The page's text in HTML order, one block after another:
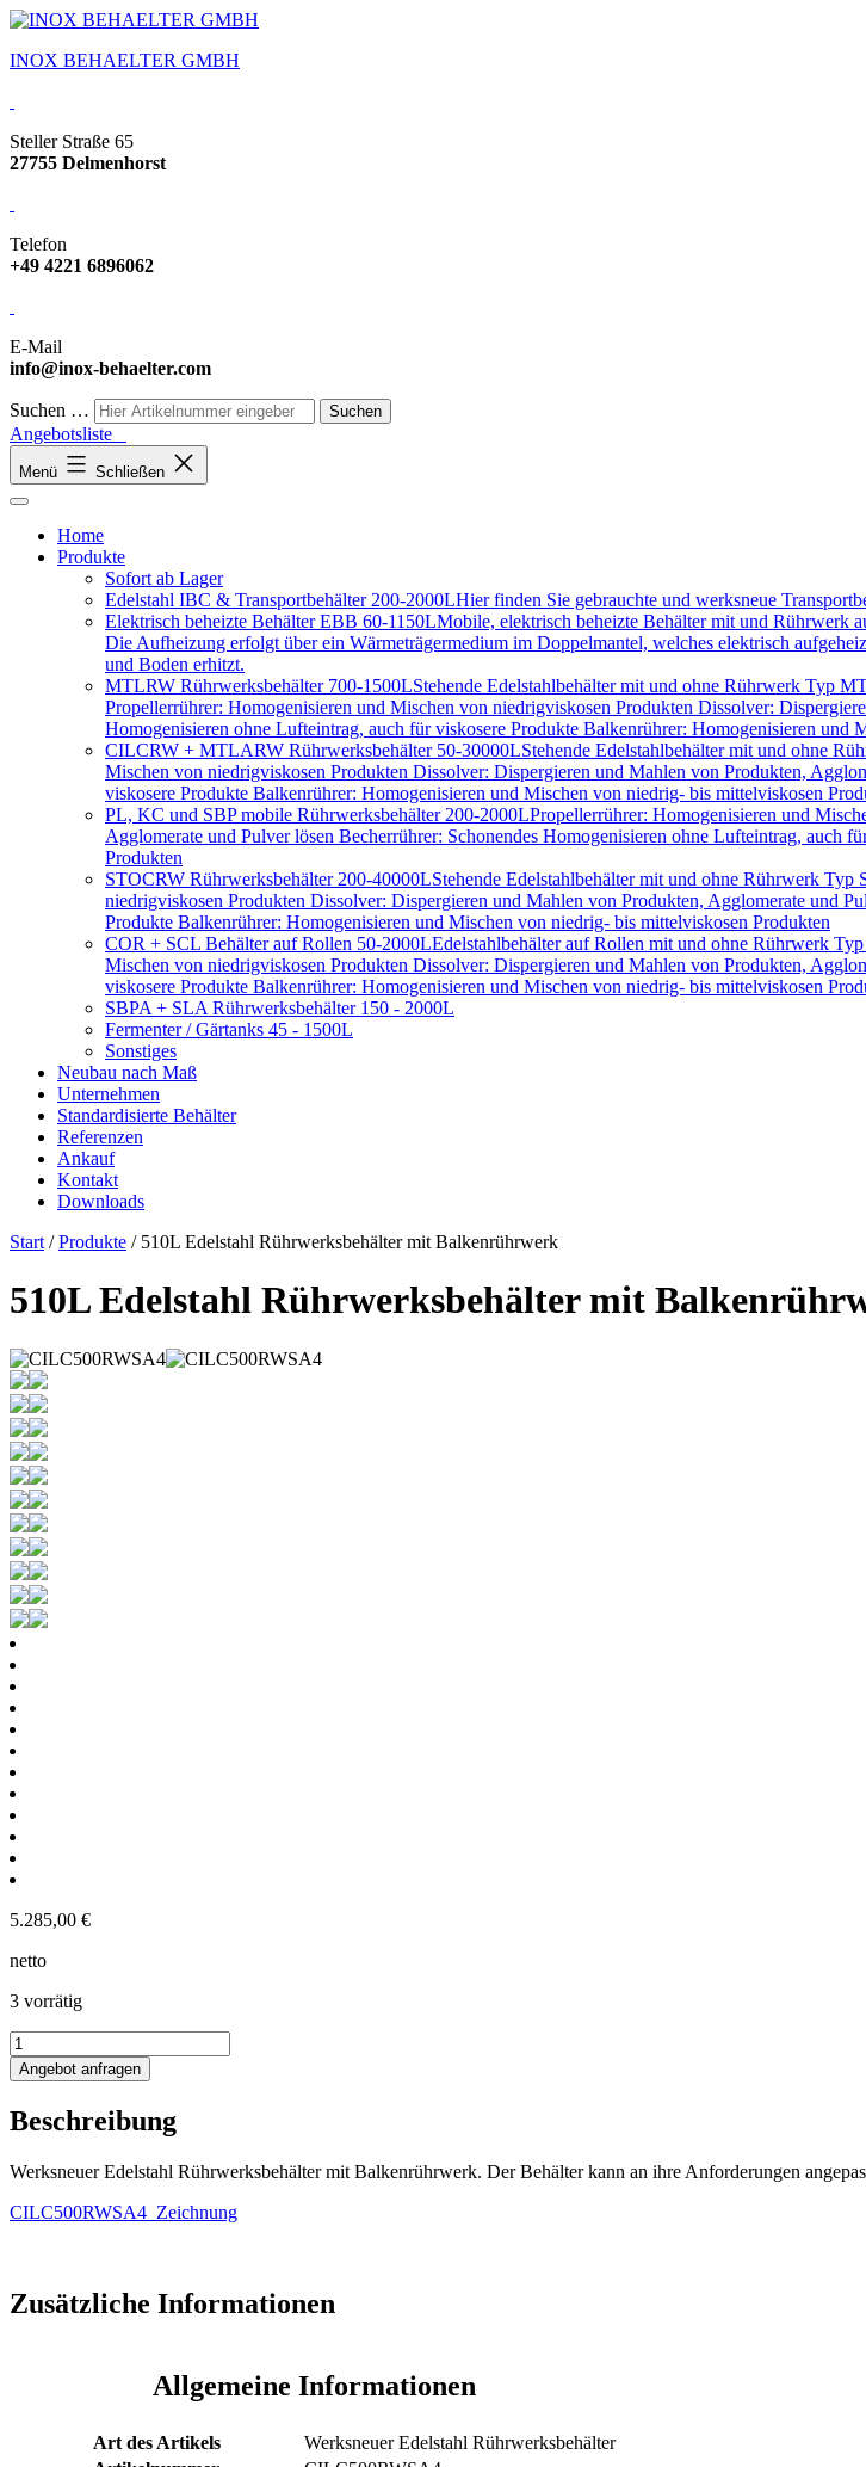
INOX BEHAELTER GMBH
Steller Straße 65
27755 Delmenhorst
Telefon
+49 4221 6896062
E-Mail
info@inox-behaelter.com
Suchen …
Angebotsliste
Menü Schließen
Home
Produkte
Sofort ab Lager
Edelstahl IBC & Transportbehälter 200-2000LHier finden Sie gebrauchte und werksneue
Elektrisch beheizte Behälter EBB 60-1150LMobile, elektrisch beheizte Behälter mit und Rührwerk
Die Aufheizung erfolgt über ein Wärmeträgermedium im Doppelmantel, welches elektrisch
und Boden erhitzt.
MTLRW Rührwerksbehälter 700-1500LStehende Edelstahlbehälter mit und ohne Rührwerk Typ
Propellerrührer: Homogenisieren und Mischen von niedrigviskosen Produkten Dissolver:
Homogenisieren ohne Lufteintrag, auch für viskosere Produkte Balkenrührer: Homogenisieren und
CILCRW + MTLARW Rührwerksbehälter 50-30000LStehende Edelstahlbehälter mit und ohne
Mischen von niedrigviskosen Produkten Dissolver: Dispergieren und Mahlen von Produkten,
viskosere Produkte Balkenrührer: Homogenisieren und Mischen von niedrig- bis mittelviskosen
PL, KC und SBP mobile Rührwerksbehälter 200-2000LPropellerrührer: Homogenisieren und
Agglomerate und Pulver lösen Becherrührer: Schonendes Homogenisieren ohne Lufteintrag,
Produkten
STOCRW Rührwerksbehälter 200-40000LStehende Edelstahlbehälter mit und ohne Rührwerk
niedrigviskosen Produkten Dissolver: Dispergieren und Mahlen von Produkten, Agglomerate und
Produkte Balkenrührer: Homogenisieren und Mischen von niedrig- bis mittelviskosen Produkten
COR + SCL Behälter auf Rollen 50-2000LEdelstahlbehälter auf Rollen mit und ohne Rührwerk
Mischen von niedrigviskosen Produkten Dissolver: Dispergieren und Mahlen von Produkten,
viskosere Produkte Balkenrührer: Homogenisieren und Mischen von niedrig- bis mittelviskosen
SBPA + SLA Rührwerksbehälter 150 - 2000L
Fermenter / Gärtanks 45 - 1500L
Sonstiges
Neubau nach Maß
Unternehmen
Standardisierte Behälter
Referenzen
Ankauf
Kontakt
Downloads
Start /Produkte / 510L Edelstahl Rührwerksbehälter mit Balkenrührwerk
510L Edelstahl Rührwerksbehälter mit
5.285,00 €
netto
3 vorrätig
510L
Edelstahl
Rührwerksbehälter
Balkenrührwerk
Angebot anfragen
Beschreibung
Werksneuer Edelstahl Rührwerksbehälter mit Balkenrührwerk. Der Behälter kann an ihre Anforderungen
CILC500RWSA4_Zeichnung
Zusätzliche Informationen
Allgemeine Informationen
Art des Artikels
Werksneuer Edelstahl Rührwerksbehälter